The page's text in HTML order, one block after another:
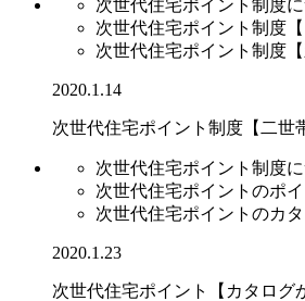
次世代住宅ポイント制度
次世代住宅ポイント制度【
次世代住宅ポイント制度【
2020.1.14
次世代住宅ポイント制度【二世
次世代住宅ポイント制度
次世代住宅ポイントのポ
次世代住宅ポイントのカ
2020.1.23
次世代住宅ポイント【カタログ